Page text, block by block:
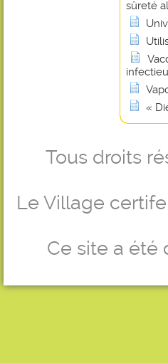
sûreté
«
Tous droits
Le Village
Ce site a été